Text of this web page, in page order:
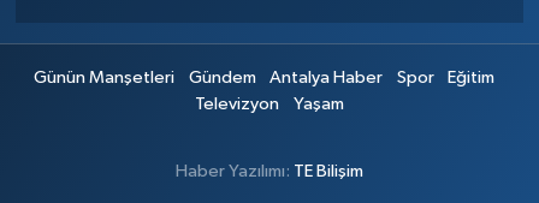
Günün Manşetleri Gündem Antalya Haber Spor
Eğitim
Televizyon
Yaşam
Haber Yazılımı: TE Bilişim